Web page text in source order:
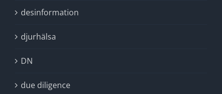
desinformation
djurhälsa
DN
due diligence